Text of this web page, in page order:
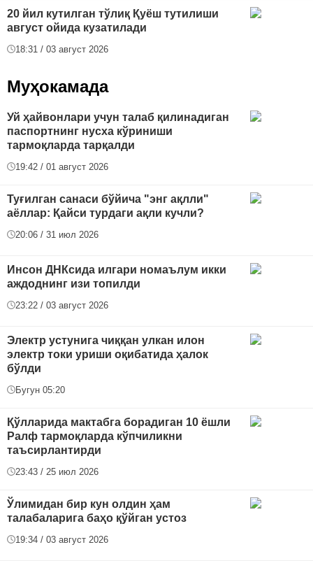
20 йил кутилган тўлиқ Қуёш тутилиши
август ойида кузатилади
18:31 / 03 август 2026
Муҳокамада
Уй ҳайвонлари учун талаб қилинадиган
паспортнинг нусха кўриниши
тармоқларда тарқалди
19:42 / 01 август 2026
Туғилган санаси бўйича "энг ақлли"
аёллар: Қайси турдаги ақли кучли?
20:06 / 31 июл 2026
Инсон ДНКсида илгари номаълум икки
аждоднинг изи топилди
23:22 / 03 август 2026
Электр устунига чиққан улкан илон
электр токи уриши оқибатида ҳалок
бўлди
Бугун 05:20
Қўлларида мактабга борадиган 10 ёшли
Ралф тармоқларда кўпчиликни
таъсирлантирди
23:43 / 25 июл 2026
Ўлимидан бир кун олдин ҳам
талабаларига баҳо қўйган устоз
19:34 / 03 август 2026